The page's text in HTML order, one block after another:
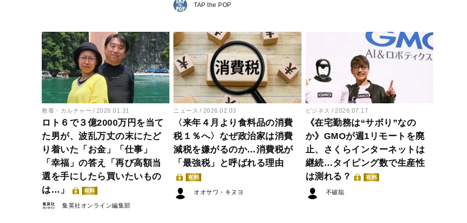
TAP the POP
教養・カルチャー 2026.01.31
ロト６で３億2000万円を当て
た男が、波乱万丈の末にたど
り着いた「お金」「仕事」
「幸福」の答え「再び高額当
選を手にしたら買いたいもの
は…」
有料
集英社オンライン編集部
ニュース 2026.02.03
〈来年４月より食料品の消費
税１％へ〉なぜ政治家は消費
減税を嫌がるのか…消費税が
「最強税」と呼ばれる理由
有料
オオサワ・キヌヨ
ビジネス 2026.07.17
《在宅勤務は“サボり”なの
か》GMOが週1リモートを廃
止、さくらインターネットは
継続…タイピング数で生産性
は測れる？
有料
不破聡